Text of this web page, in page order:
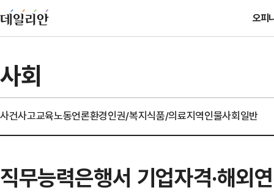
오피
사회
사건사고교육노동언론환경인권/복지식품/의료지역인물사회일반
직무능력은행서 기업자격·해외